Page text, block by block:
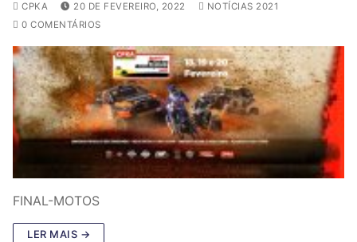
CPKA 20 DE FEVEREIRO, 2022
NOTÍCIAS 2021
0 COMENTÁRIOS
FINAL-MOTOS
LER MAIS →